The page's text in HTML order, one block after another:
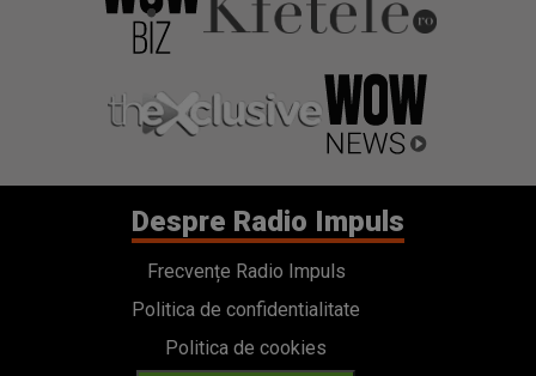
Despre Radio Impuls
Frecvențe Radio Impuls
Politica de confidentialitate
Politica de cookies